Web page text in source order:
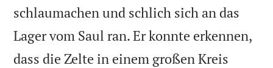
schlaumachen und schlich sich an das
Lager vom Saul ran. Er konnte erkennen,
dass die Zelte in einem großen Kreis